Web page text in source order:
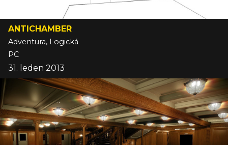
ANTICHAMBER
Adventura, Logická
PC
31. leden 2013